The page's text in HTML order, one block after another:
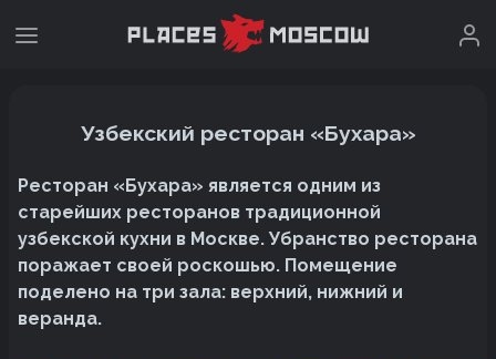
Узбекский ресторан «Бухара»
Ресторан «Бухара» является одним из
старейших ресторанов традиционной
узбекской кухни в Москве. Убранство ресторана
поражает своей роскошью. Помещение
поделено на три зала: верхний, нижний и
веранда.